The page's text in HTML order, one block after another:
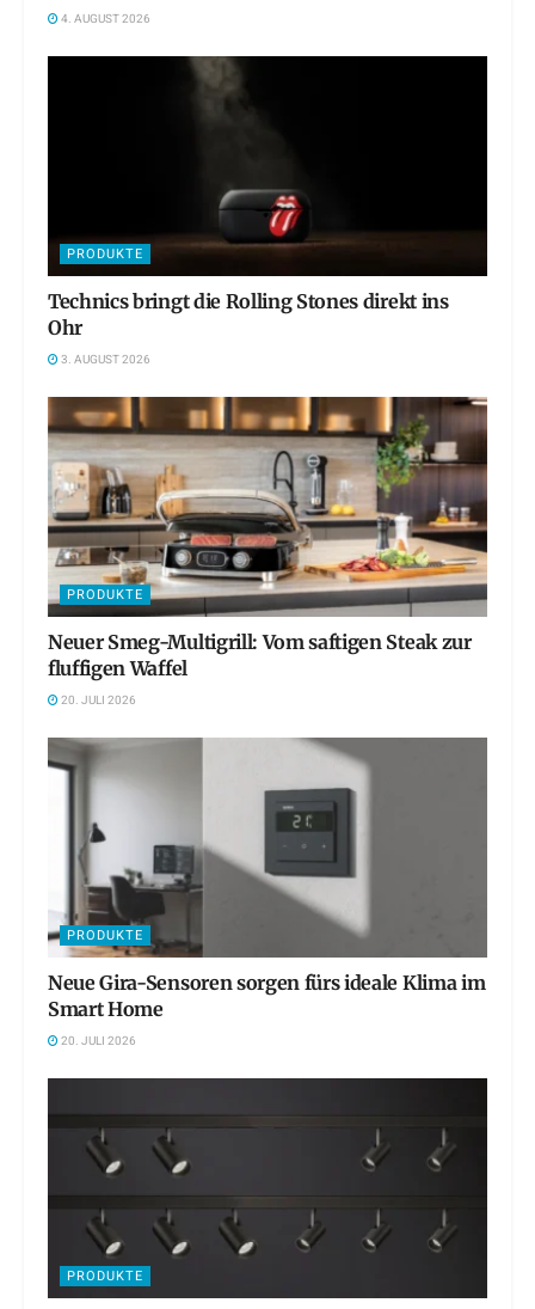
4. AUGUST 2026
PRODUKTE
Technics bringt die Rolling Stones direkt ins
Ohr
3. AUGUST 2026
PRODUKTE
Neuer Smeg-Multigrill: Vom saftigen Steak zur
fluffigen Waffel
20. JULI 2026
PRODUKTE
Neue Gira-Sensoren sorgen fürs ideale Klima im
Smart Home
20. JULI 2026
PRODUKTE